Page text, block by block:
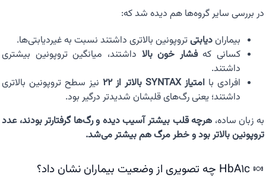
در بررسی سایر گروه‌ها هم دیده شد که:
بیماراندیابتیتروپونین بالاتری داشتند نسبت به غیردیابتی‌ها.
کسانی کهفشار خون بالا داشتند، میانگین تروپونین بیشتری
داشتند.
افرادی با امتیاز SYNTAX بالاتر از ۲۲
نیز سطح تروپونین بالاتری
داشتند؛ یعنی رگ‌های قلبشان شدیدتر درگیر بود.
به زبان ساده، هرچه قلب بیشتر آسیب دیده و رگ‌ها گرفتارتر بودند، عدد
تروپونین بالاتر بود و خطر مرگ هم بیشتر می‌شد.
🍬 HbA1c چه تصویری از وضعیت بیماران نشان داد؟